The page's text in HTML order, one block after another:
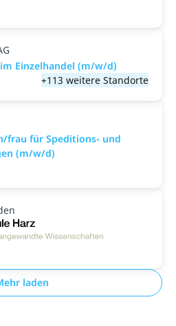
Einzelhandel (m/w/d)
+113 weitere Standorte
frau für Speditions- und
(m/w/d)
laden